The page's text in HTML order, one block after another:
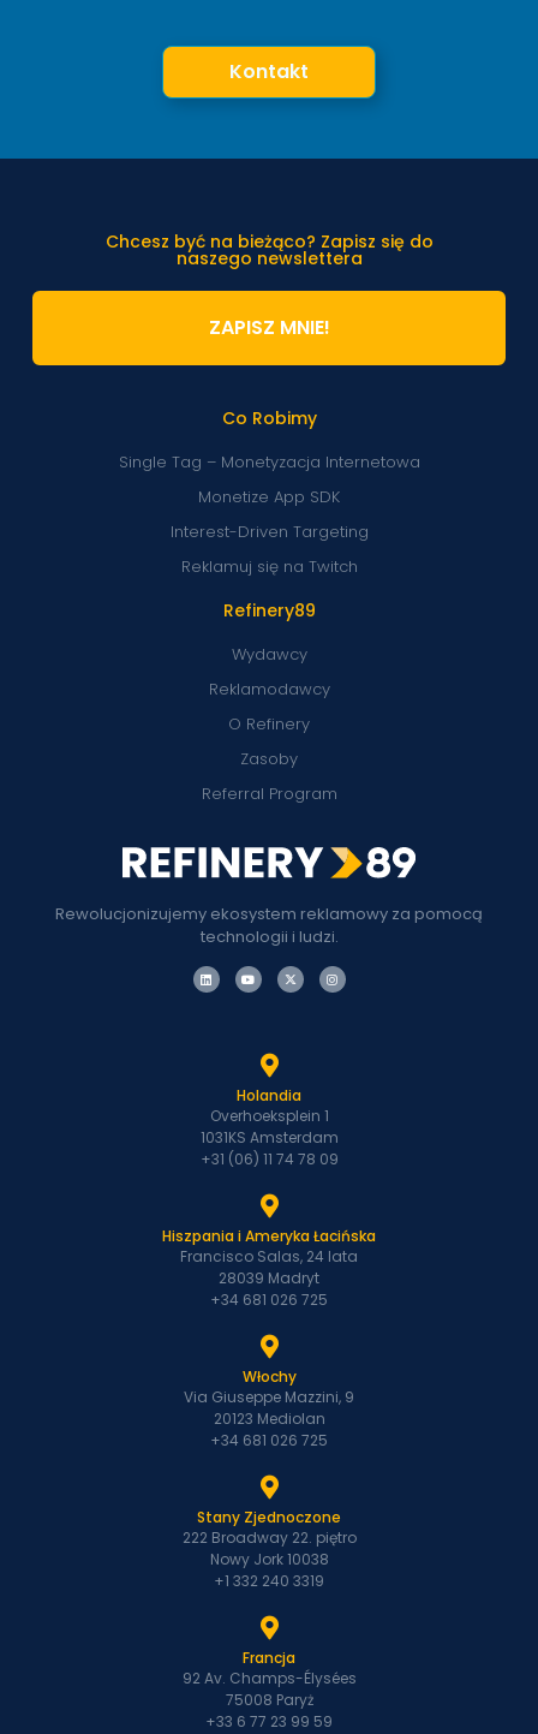
Kontakt
Rewolucjonizujemy ekosystem reklamowy za pomocą
technologii i ludzi.
Refinery89
Wydawcy
Reklamodawcy
O Refinery
Zasoby
Referral Program
Co Robimy
Single Tag – Monetyzacja Internetowa
Monetize App SDK
Interest-Driven Targeting
Reklamuj się na Twitch
Chcesz być na bieżąco? Zapisz się do
naszego newslettera
ZAPISZ MNIE!
Holandia
Overhoeksplein 1
1031KS Amsterdam
+31 (06) 11 74 78 09
Hiszpania i Ameryka Łacińska
Francisco Salas, 24 lata
28039 Madryt
+34 681 026 725
Włochy
Via Giuseppe Mazzini, 9
20123 Mediolan
+34 681 026 725
Stany Zjednoczone
222 Broadway 22. piętro
Nowy Jork 10038
+1 332 240 3319
Francja
92 Av. Champs-Élysées
75008 Paryż
+33 6 77 23 99 59